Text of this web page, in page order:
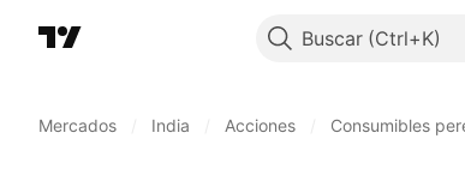
Buscar
Mercados India Acciones Consumibles